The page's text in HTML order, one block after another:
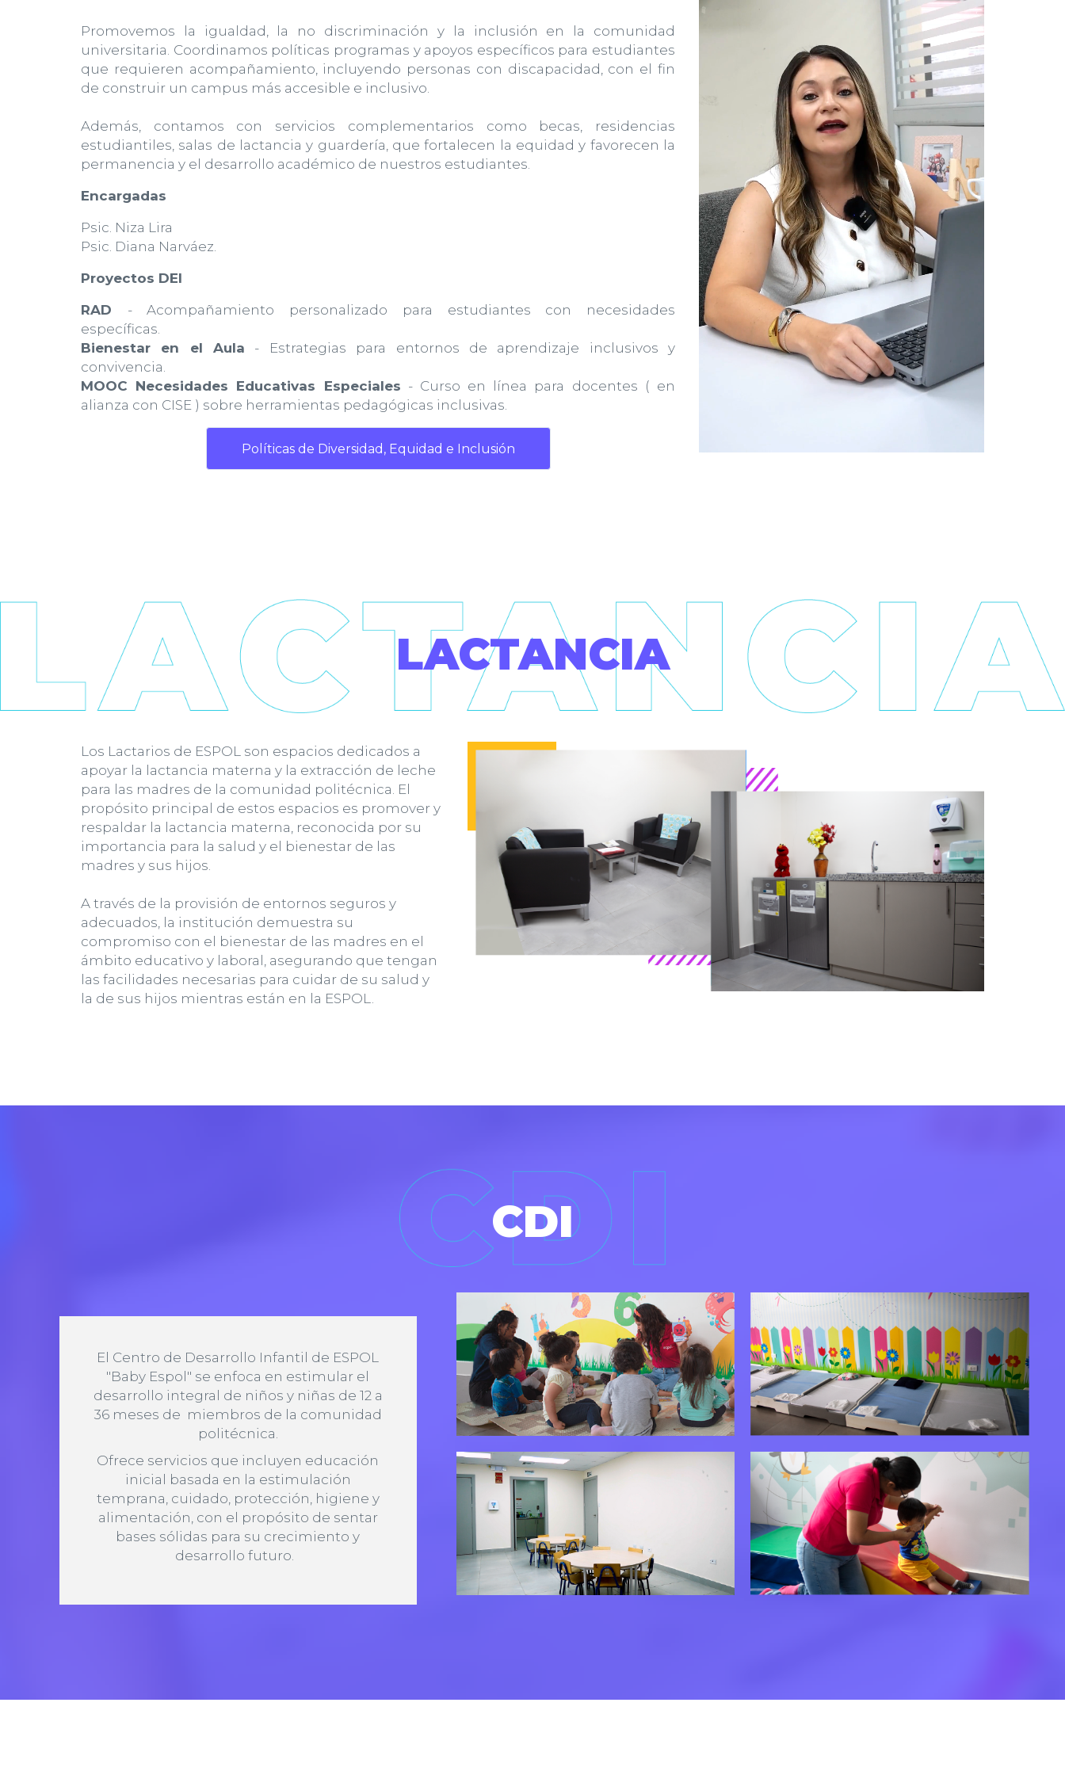
Promovemos la igualdad, la no discriminación y la inclusión en la comunidad
universitaria. Coordinamos políticas programas y apoyos específicos para estudiantes
que requieren acompañamiento, incluyendo personas con discapacidad, con el fin
de construir un campus más accesible e inclusivo.
Además, contamos con servicios complementarios como becas, residencias
estudiantiles, salas de lactancia y guardería, que fortalecen la equidad y favorecen la
permanencia y el desarrollo académico de nuestros estudiantes.
Encargadas
Psic. Niza Lira
Psic. Diana Narváez.
Proyectos DEI
RAD - Acompañamiento personalizado para estudiantes con necesidades
específicas.
Bienestar en el Aula - Estrategias para entornos de aprendizaje inclusivos y
convivencia.
MOOC Necesidades Educativas Especiales - Curso en línea para docentes ( en
alianza con CISE ) sobre herramientas pedagógicas inclusivas.
Políticas de Diversidad, Equidad e Inclusión
LACTANCIA
Los Lactarios de ESPOL son espacios dedicados a
apoyar la lactancia materna y la extracción de leche
para las madres de la comunidad politécnica. El
propósito principal de estos espacios es promover y
respaldar la lactancia materna, reconocida por su
importancia para la salud y el bienestar de las
madres y sus hijos.
A través de la provisión de entornos seguros y
adecuados, la institución demuestra su
compromiso con el bienestar de las madres en el
ámbito educativo y laboral, asegurando que tengan
las facilidades necesarias para cuidar de su salud y
la de sus hijos mientras están en la ESPOL.
CDI
El Centro de Desarrollo Infantil de ESPOL
"Baby Espol" se enfoca en estimular el
desarrollo integral de niños y niñas de 12 a
36 meses de miembros de la comunidad
politécnica.
Ofrece servicios que incluyen educación
inicial basada en la estimulación
temprana, cuidado, protección, higiene y
alimentación, con el propósito de sentar
bases sólidas para su crecimiento y
desarrollo futuro.